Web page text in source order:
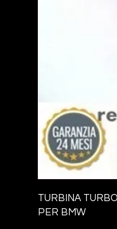
TURBINA
PER BMW